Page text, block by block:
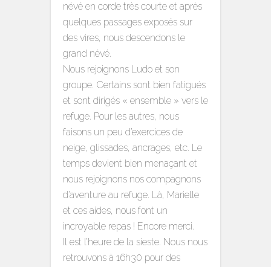
névé en corde très courte et après
quelques passages exposés sur
des vires, nous descendons le
grand névé.
Nous rejoignons Ludo et son
groupe. Certains sont bien fatigués
et sont dirigés « ensemble » vers le
refuge. Pour les autres, nous
faisons un peu d’exercices de
neige, glissades, ancrages, etc. Le
temps devient bien menaçant et
nous rejoignons nos compagnons
d’aventure au refuge. Là, Marielle
et ces aides, nous font un
incroyable repas ! Encore merci.
Il est l’heure de la sieste. Nous nous
retrouvons à 16h30 pour des